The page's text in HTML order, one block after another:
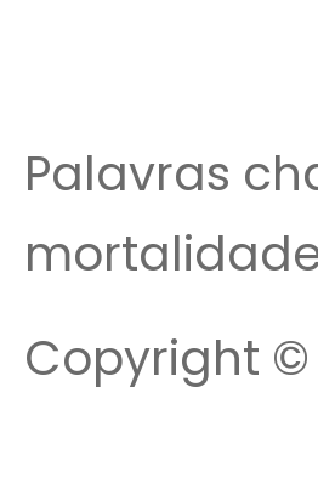
Palavras
Copyright ©